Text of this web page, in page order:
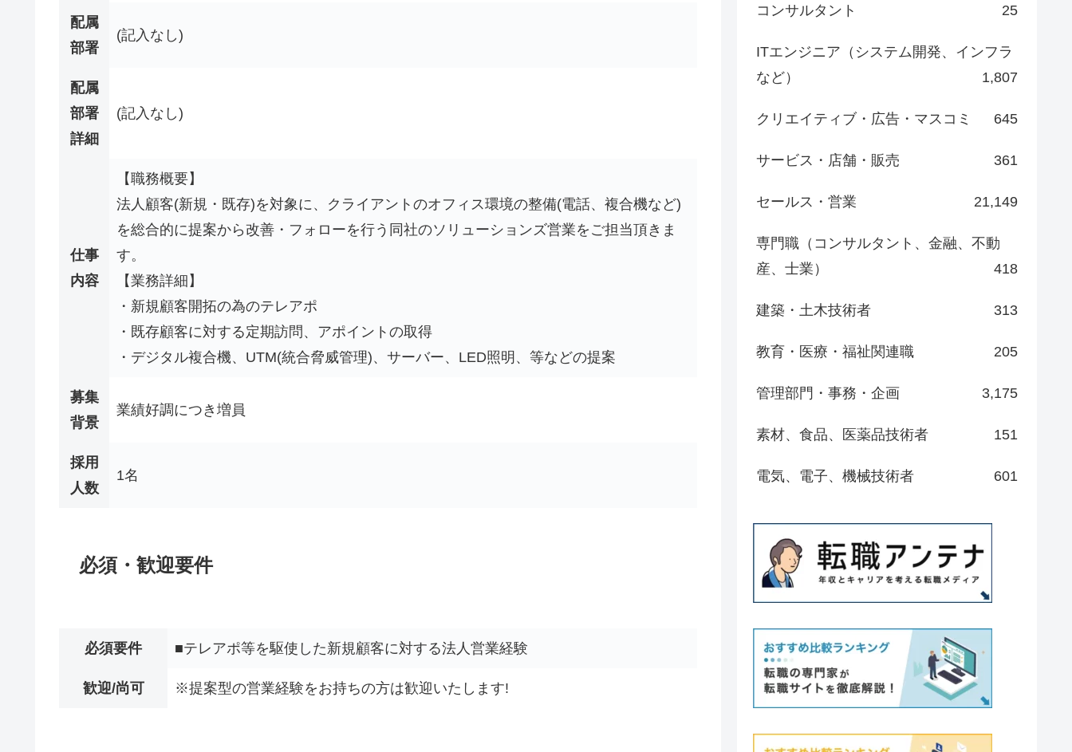
配属
部署
(記入なし)
配属
部署
詳細
(記入なし)
仕事
内容
【職務概要】
法人顧客(新規・既存)を対象に、クライアントのオフィス環境の整備(電話、複合機など)
を総合的に提案から改善・フォローを行う同社のソリューションズ営業をご担当頂きま
す。
【業務詳細】
・新規顧客開拓の為のテレアポ
・既存顧客に対する定期訪問、アポイントの取得
・デジタル複合機、UTM(統合脅威管理)、サーバー、LED照明、等などの提案
募集
背景
業績好調につき増員
採用
人数
1名
必須・歓迎要件
必須要件 ■テレアポ等を駆使した新規顧客に対する法人営業経験
歓迎/尚可 ※提案型の営業経験をお持ちの方は歓迎いたします!
コンサルタント 25
ITエンジニア（システム開発、インフラ
など）
1,807
クリエイティブ・広告・マスコミ 645
サービス・店舗・販売 361
セールス・営業 21,149
専門職（コンサルタント、金融、不動
産、士業）
418
建築・土木技術者 313
教育・医療・福祉関連職 205
管理部門・事務・企画 3,175
素材、食品、医薬品技術者 151
電気、電子、機械技術者 601